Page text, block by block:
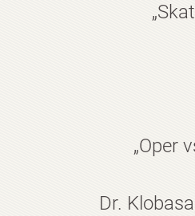
„Oper
Dr.